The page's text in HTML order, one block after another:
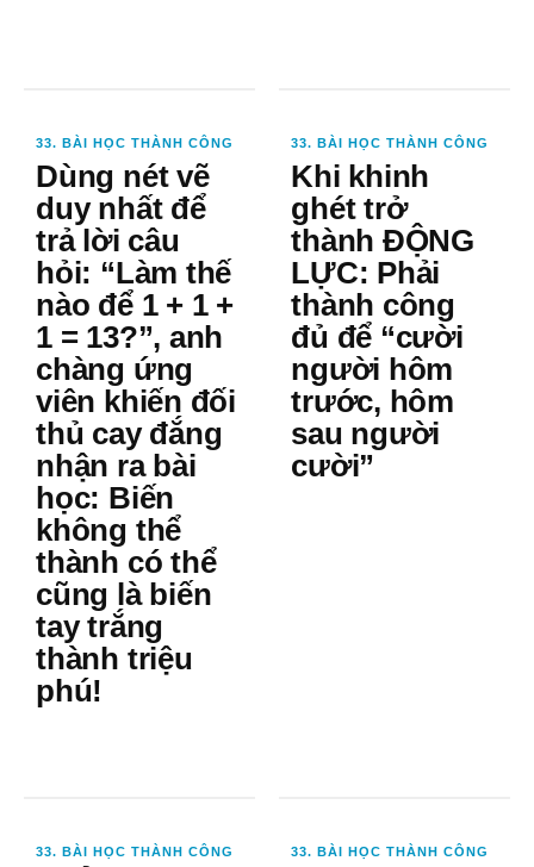
33. BÀI HỌC THÀNH CÔNG
Dùng nét vẽ
duy nhất để
trả lời câu
hỏi: “Làm thế
nào để 1 + 1 +
1 = 13?”, anh
chàng ứng
viên khiến đối
thủ cay đắng
nhận ra bài
học: Biến
không thể
thành có thể
cũng là biến
tay trắng
thành triệu
phú!
33. BÀI HỌC THÀNH CÔNG
Khi khinh
ghét trở
thành ĐỘNG
LỰC: Phải
thành công
đủ để “cười
người hôm
trước, hôm
sau người
cười”
33. BÀI HỌC THÀNH CÔNG 33. BÀI HỌC THÀNH CÔNG